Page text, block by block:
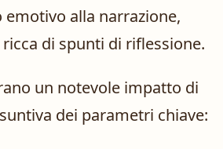
alla narrazione,
di spunti di riflessione.
un notevole impatto di
dei parametri chiave: